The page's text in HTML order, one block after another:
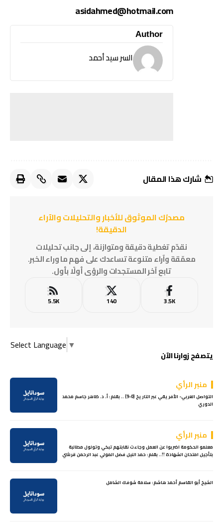
asidahmed@hotmail.com
Author
السر سيد أحمد
شارك هذا المقال
مصدرُك الموثوق للأخبار والتحليلات والآراء
الدقيقة!
نقدّم تغطية دقيقة ومتوازنة، إلى جانب تحليلات
معمّقة وآراء متنوعة تساعدك على فهم ما وراء الخبر.
تابع آخر المستجدات والرؤى أولًا بأول.
3.5K
140
5.5K
Select Language ▼
يتصفح زوارنا الآن
منبر الرأي
التواصل العربي- الأفريقي عبر التاريخ (0-9) .. بقلم: أ. د. ظاهر جاسم محمد
الدوري
منبر الرأي
معلمو الحكومة اضربوا عن العمل وجاءت نقابتهم تبكي وتولول مطالبة
بتأجيل امتحان الشهادة !!.. بقلم: حمد النيل فضل المولي عبد الرحمن قرشي
الشيخ أبو القاسم أحمد هاشم: سلامة شوفك الشامل